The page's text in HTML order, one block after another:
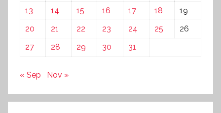
13
14 15 16 17 18
19
20
21 22 23 24 25
26
27
28 29 30 31
« Sep Nov »